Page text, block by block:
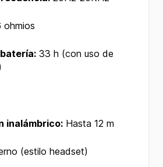
ohmios
33 h (con uso de
inalámbrico: Hasta 12 m
(estilo headset)